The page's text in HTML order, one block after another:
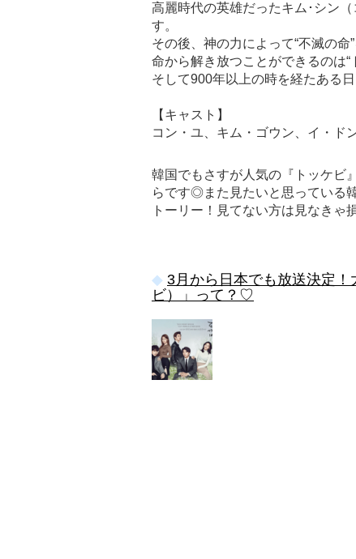
高麗時代の英雄だったキム･シン
す。
その後、神の力によって“不滅の
命から解き放つことができるのは“
そして900年以上の時を経たある
【キャスト】
コン・ユ、キム・ゴウン、イ・ド
韓国でもさすが人気の『トッケビ
らです◎また見たいと思っている
トーリー！見てない方は見なきゃ
3月から日本でも放送決定
ビ）」って？♡